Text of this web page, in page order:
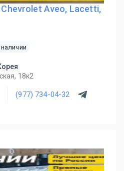
Aveo, Lacetti,
18к2
(977) 734-04-32